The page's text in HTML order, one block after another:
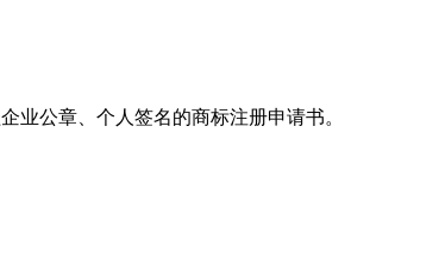
公章、个人签名的商标注册申请书。